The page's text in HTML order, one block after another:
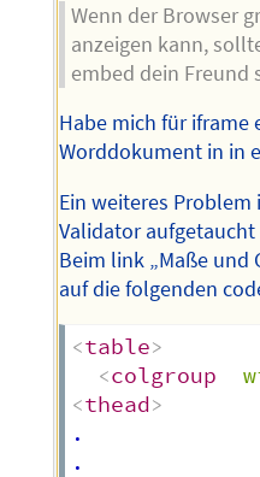
Wenn der Browser
anzeigen kann,
embed dein Freund
Habe mich für iframe
Worddokument in in
Ein weiteres
Validator
Beim link „Maße und
auf die folgenden
<table>
<colgroup
<thead>
.
.